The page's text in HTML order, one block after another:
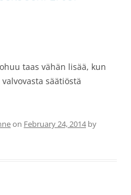
taas vähän lisää, kun
säätiöstä
on February 24, 2014by